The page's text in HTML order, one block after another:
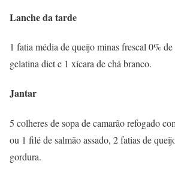
Lanche da tarde
1 fatia média de queijo minas frescal 0%
gelatina diet e 1 xícara de chá branco.
Jantar
5 colheres de sopa de camarão refogado
ou 1 filé de salmão assado, 2 fatias de
gordura.